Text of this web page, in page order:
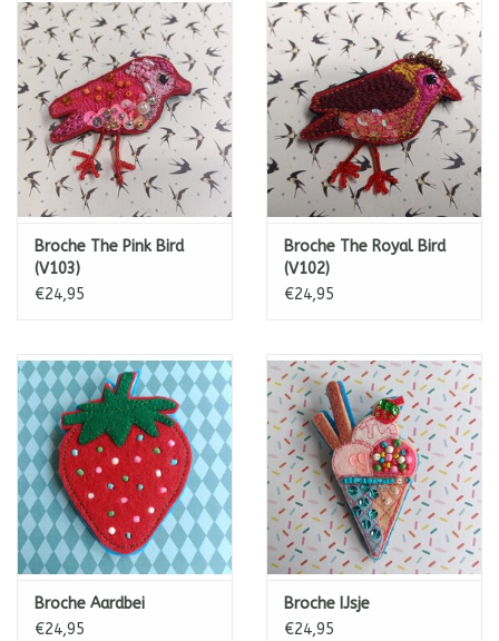
Broche The Pink Bird
(V103)
€24,95
Broche The Royal Bird
(V102)
€24,95
Broche Aardbei
€24,95
Broche IJsje
€24,95